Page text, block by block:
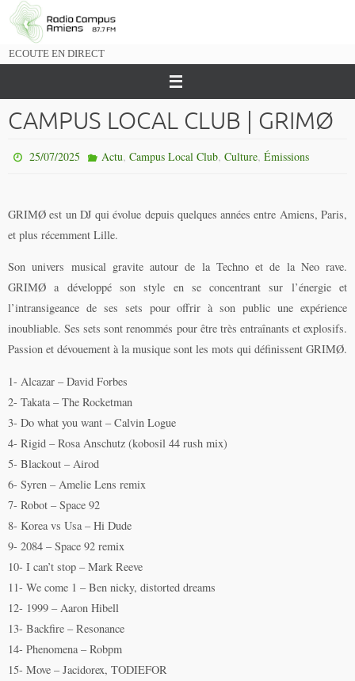
Passer
vers
ECOUTE EN DIRECT
CAMPUS LOCAL CLUB | GRIMØ
25/07/2025 Actu, Campus Local Club, Culture, Émissions
GRIMØ est un DJ qui évolue depuis quelques années entre Amiens, Paris,
et plus récemment Lille.
Son univers musical gravite autour de la Techno et de la Neo rave.
GRIMØ a développé son style en se concentrant sur l’énergie et
l’intransigeance de ses sets pour offrir à son public une expérience
inoubliable. Ses sets sont renommés pour être très entraînants et explosifs.
Passion et dévouement à la musique sont les mots qui définissent GRIMØ.
1- Alcazar – David Forbes
2- Takata – The Rocketman
3- Do what you want – Calvin Logue
4- Rigid – Rosa Anschutz (kobosil 44 rush mix)
5- Blackout – Airod
6- Syren – Amelie Lens remix
7- Robot – Space 92
8- Korea vs Usa – Hi Dude
9- 2084 – Space 92 remix
10- I can’t stop – Mark Reeve
11- We come 1 – Ben nicky, distorted dreams
12- 1999 – Aaron Hibell
13- Backfire – Resonance
14- Phenomena – Robpm
15- Move – Jacidorex, TODIEFOR